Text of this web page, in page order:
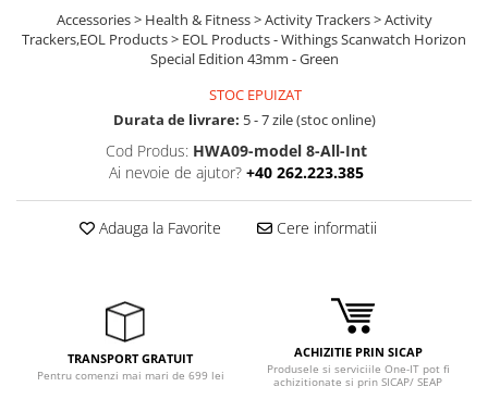
Mouse Gaming
Scaune Gaming
Periferice PC
Camere Web
Adaptoare
Tastaturi
USB Hub
Accessories > Health & Fitness > Activity Trackers > Activity
Trackers,EOL Products > EOL Products - Withings Scanwatch Horizon
Special Edition 43mm - Green
STOC EPUIZAT
Durata de livrare: 5 - 7 zile (stoc online)
Cod Produs: HWA09-model 8-All-Int
Ai nevoie de ajutor? +40 262.223.385
Adauga la Favorite Cere informatii
TRANSPORT GRATUIT
Pentru comenzi mai mari de 699 lei
ACHIZITIE PRIN SICAP
Produsele si serviciile One-IT pot fi
achizitionate si prin SICAP/ SEAP